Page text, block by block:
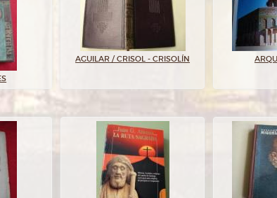
AGUILAR / CRISOL - CRISOLÍN